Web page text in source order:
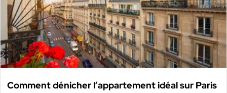
Comment dénicher l’appartement idéal sur Paris